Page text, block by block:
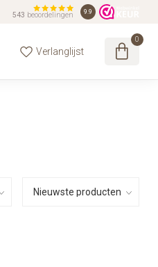
543 beoordelingen 9.9
Verlanglijst
0